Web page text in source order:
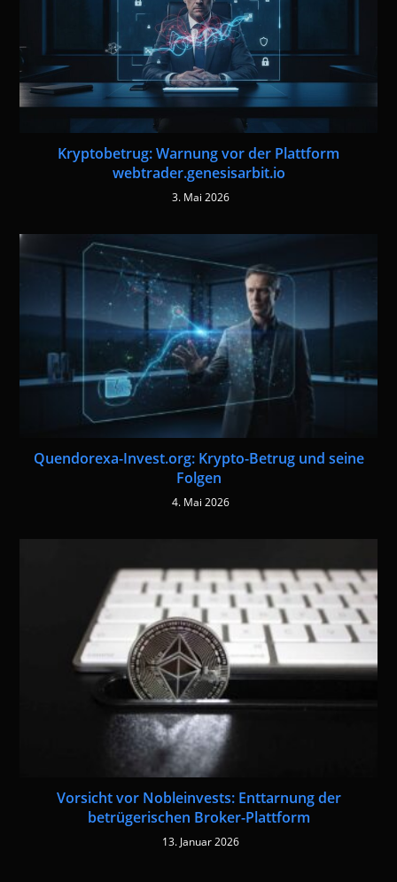
Kryptobetrug: Warnung vor der Plattform
webtrader.genesisarbit.io
3. Mai 2026
Quendorexa-Invest.org: Krypto-Betrug und seine
Folgen
4. Mai 2026
Vorsicht vor Nobleinvests: Enttarnung der
betrügerischen Broker-Plattform
13. Januar 2026